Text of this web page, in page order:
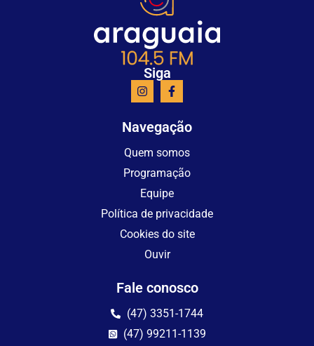
Siga
Navegação
Quem somos
Programação
Equipe
Política de privacidade
Cookies do site
Ouvir
Fale conosco
(47) 3351-1744
(47) 99211-1139